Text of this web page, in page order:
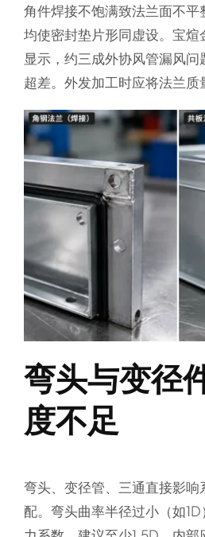
角件焊接不饱满致法兰面不平
均使密封垫片形同虚设。宝
显示，约三成外协风管漏风
超差。外发加工时应将法兰质
弯头与变径
度不足
弯头、变径管、三通直接影响
配。弯头曲率半径过小（如